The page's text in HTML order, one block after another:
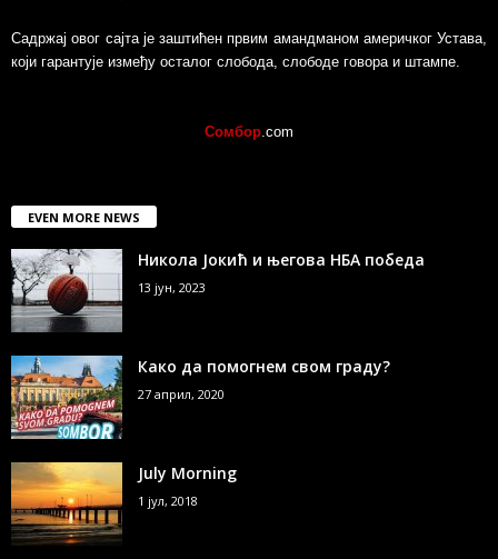
Садржај овог сајта је заштићен првим амандманом америчког Устава,
који гарантује између осталог слобода, слободе говора и штампе.
Сомбор.com
EVEN MORE NEWS
Никола Јокић и његова НБА победа
13 јун, 2023
Како да помогнем свом граду?
27 април, 2020
July Morning
1 јул, 2018